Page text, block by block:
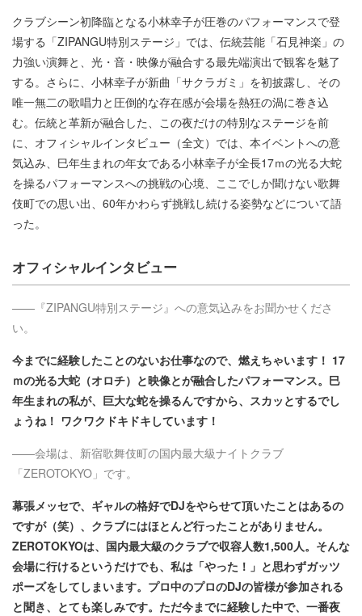
クラブシーン初降臨となる小林幸子が圧巻のパフォーマンスで登
場する「ZIPANGU特別ステージ」では、伝統芸能「石見神楽」の
力強い演舞と、光・音・映像が融合する最先端演出で観客を魅了
する。さらに、小林幸子が新曲「サクラガミ」を初披露し、その
唯一無二の歌唱力と圧倒的な存在感が会場を熱狂の渦に巻き込
む。伝統と革新が融合した、この夜だけの特別なステージを前
に、オフィシャルインタビュー（全文）では、本イベントへの意
気込み、巳年生まれの年女である小林幸子が全長17ｍの光る大蛇
を操るパフォーマンスへの挑戦の心境、ここでしか聞けない歌舞
伎町での思い出、60年かわらず挑戦し続ける姿勢などについて語
った。
オフィシャルインタビュー
——『ZIPANGU特別ステージ』への意気込みをお聞かせくださ
い。
今までに経験したことのないお仕事なので、燃えちゃいます！ 17
ｍの光る大蛇（オロチ）と映像とが融合したパフォーマンス。巳
年生まれの私が、巨大な蛇を操るんですから、スカッとするでし
ょうね！ ワクワクドキドキしています！
——会場は、新宿歌舞伎町の国内最大級ナイトクラブ
「ZEROTOKYO」です。
幕張メッセで、ギャルの格好でDJをやらせて頂いたことはあるの
ですが（笑）、クラブにはほとんど行ったことがありません。
ZEROTOKYOは、国内最大級のクラブで収容人数1,500人。そんな
会場に行けるというだけでも、私は「やった！」と思わずガッツ
ポーズをしてしまいます。プロ中のプロのDJの皆様が参加される
と聞き、とても楽しみです。ただ今までに経験した中で、一番夜